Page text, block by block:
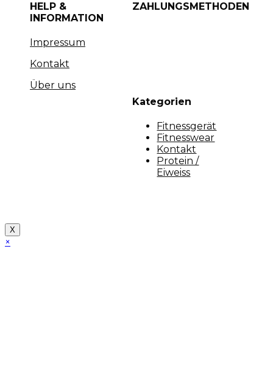
HELP &
INFORMATION
Impressum
Kontakt
Über uns
ZAHLUNGSMETHODEN
Kategorien
Fitnessgerät
Fitnesswear
Kontakt
Protein /
Eiweiss
X
×